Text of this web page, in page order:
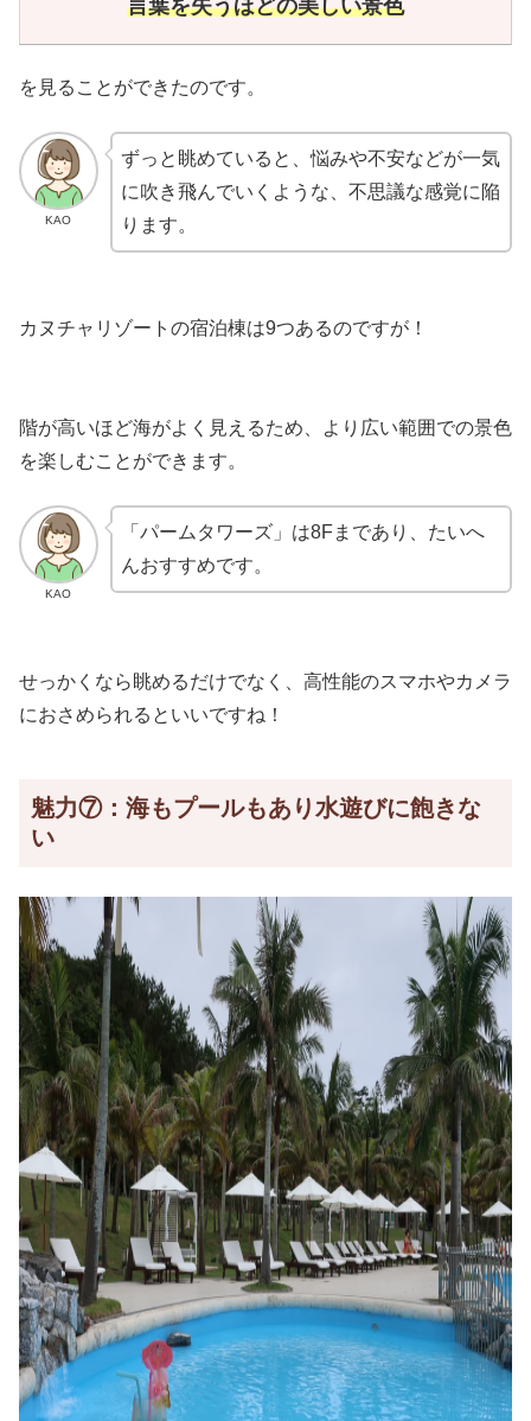
言葉を失うほどの美しい景色
を見ることができたのです。
KAO
ずっと眺めていると、悩みや不安などが一気
に吹き飛んでいくような、不思議な感覚に陥
ります。
カヌチャリゾートの宿泊棟は9つあるのですが！
階が高いほど海がよく見えるため、より広い範囲での景色
を楽しむことができます。
KAO
「パームタワーズ」は8Fまであり、たいへ
んおすすめです。
せっかくなら眺めるだけでなく、高性能のスマホやカメラ
におさめられるといいですね！
魅力⑦：海もプールもあり水遊びに飽きな
い